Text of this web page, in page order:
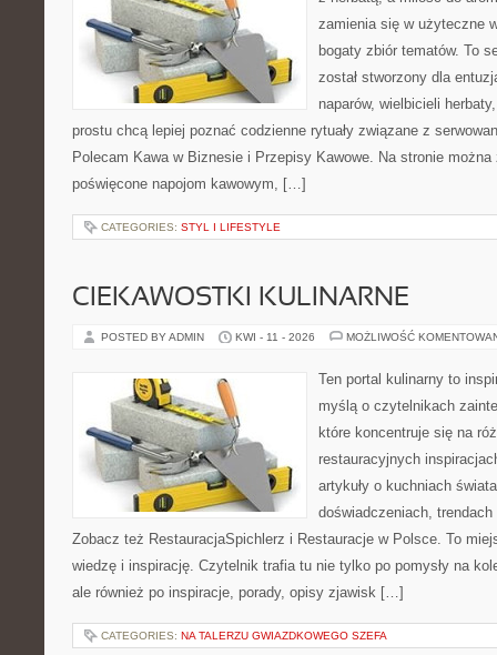
zamienia się w użyteczne
bogaty zbiór tematów. To
został stworzony dla
naparów, wielbicieli
prostu chcą lepiej poznać codzienne rytuały związane z
Polecam Kawa w Biznesie i Przepisy Kawowe. Na stronie
poświęcone napojom kawowym, […]
CATEGORIES: STYL I LIFESTYLE
CIEKAWOSTKI KULINARNE
POSTED BY ADMIN KWI - 11 - 2026 MOŻLIWOŚĆ
Ten portal kulinarny to
myślą o czytelnikach
które koncentruje się na
restauracyjnych
artykuły o kuchniach
doświadczeniach,
Zobacz też RestauracjaSpichlerz i Restauracje w Polsce. To
wiedzę i inspirację. Czytelnik trafia tu nie tylko po pomysły na
ale również po inspiracje, porady, opisy zjawisk […]
CATEGORIES: NA TALERZU GWIAZDKOWEGO SZEFA